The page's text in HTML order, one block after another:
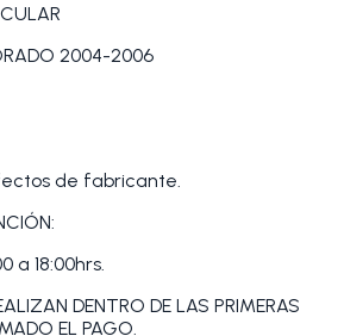
2004-2006
de fabricante.
a 18:00hrs.
DENTRO DE LAS PRIMERAS
EL PAGO.